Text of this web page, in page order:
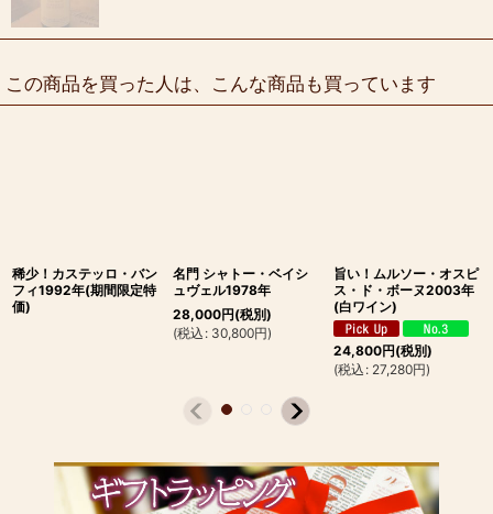
この商品を買った人は、こんな商品も買っています
稀少！カステッロ・バン
フィ1992年(期間限定特
価)
名門 シャトー・ベイシ
ュヴェル1978年
28,000円(税別)
(税込 : 30,800円)
旨い！ムルソー・オスピ
ス・ド・ボーヌ2003年
(白ワイン)
24,800円(税別)
(税込 : 27,280円)